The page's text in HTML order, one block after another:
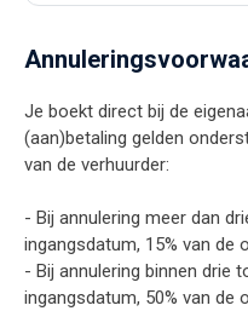
Je boekt direct bij de
(aan)betaling gelden
van de verhuurder:
- Bij annulering meer dan
ingangsdatum, 15% van de
- Bij annulering binnen drie
ingangsdatum, 50% van de